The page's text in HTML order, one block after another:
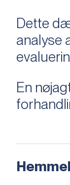
Dette
analyse
En